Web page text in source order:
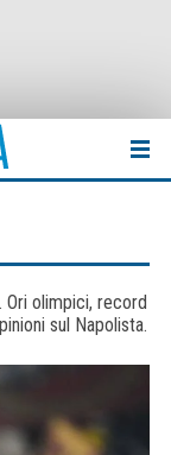
Ori olimpici, record
sul Napolista.